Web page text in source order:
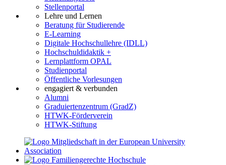
Stellenportal
Lehre und Lernen
Beratung für Studierende
E-Learning
Digitale Hochschullehre (IDLL)
Hochschuldidaktik +
Lernplattform OPAL
Studienportal
Öffentliche Vorlesungen
engagiert & verbunden
Alumni
Graduiertenzentrum (GradZ)
HTWK-Förderverein
HTWK-Stiftung